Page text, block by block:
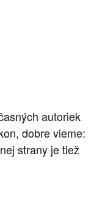
autoriek
dobre vieme:
strany je tiež